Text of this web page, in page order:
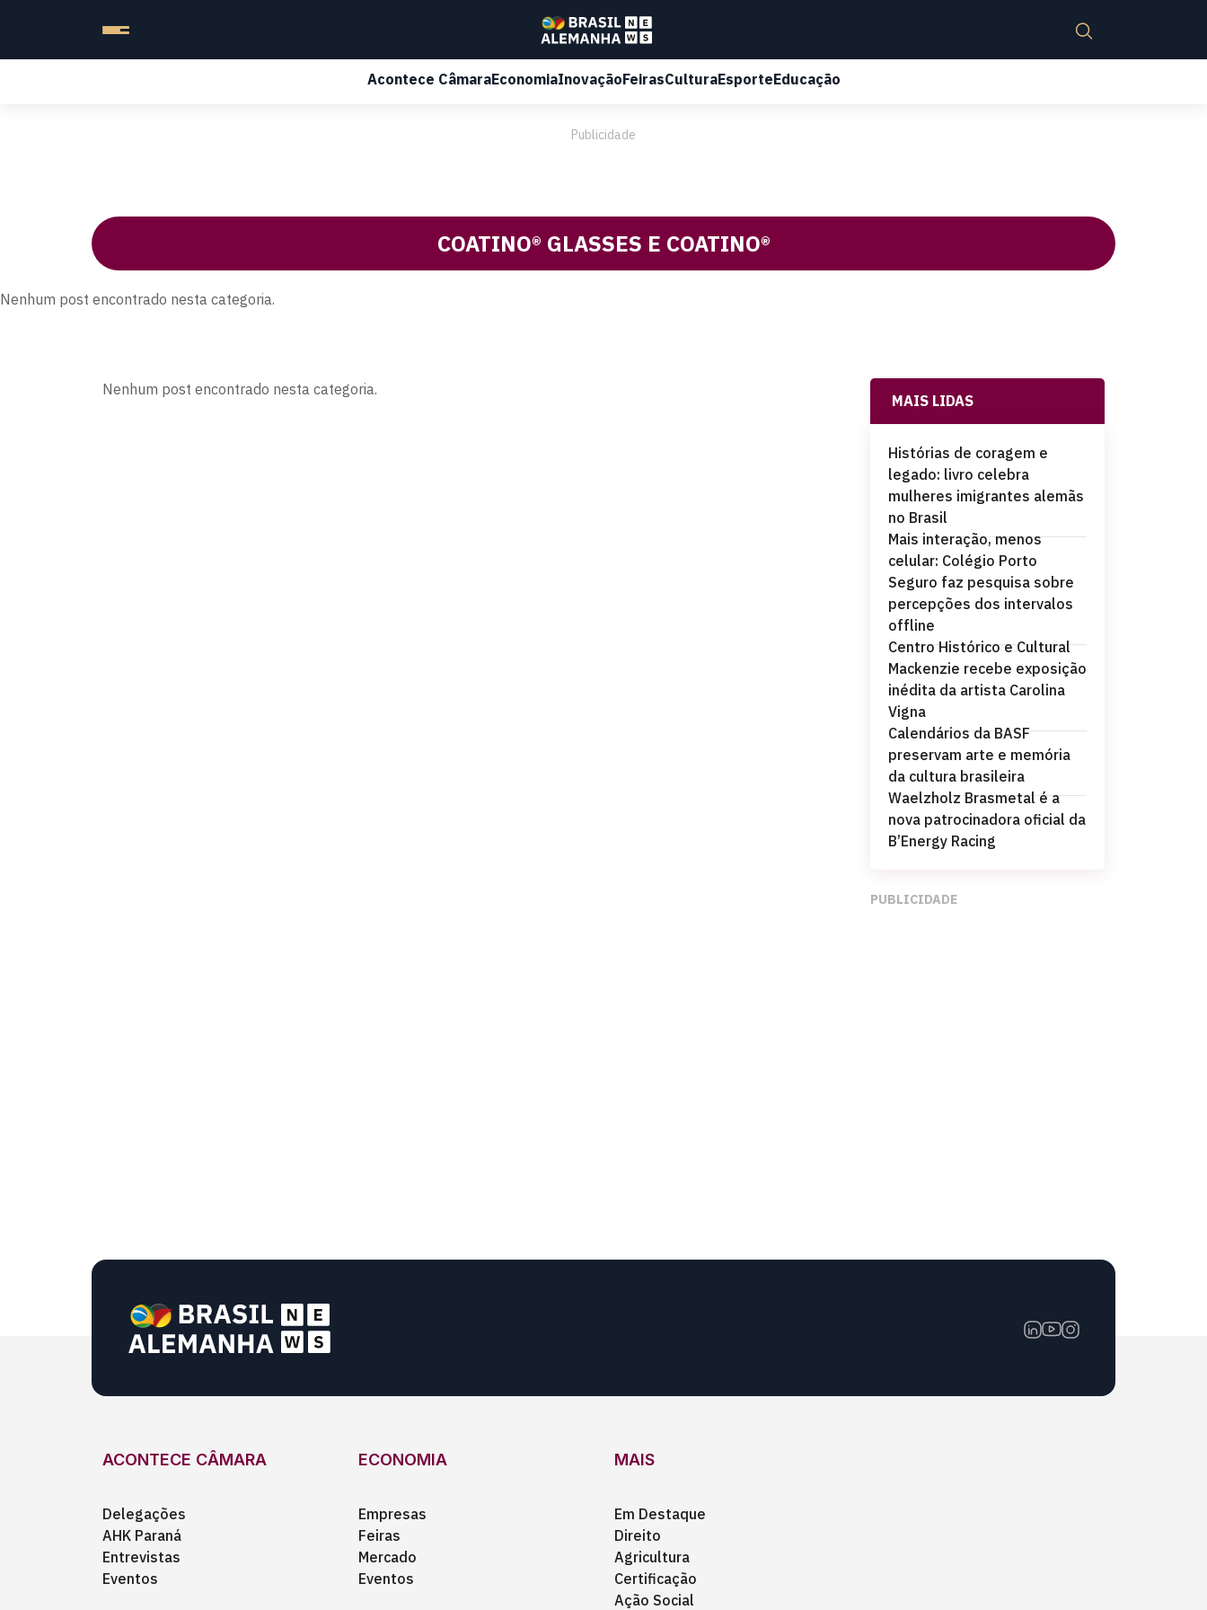
Acontece CâmaraEconomiaInovaçãoFeirasCulturaEsporteEducação
Publicidade
COATINO® GLASSES E COATINO®
Nenhum post encontrado nesta categoria.
Nenhum post encontrado nesta categoria.
MAIS LIDAS
Histórias de coragem e
legado: livro celebra
mulheres imigrantes alemãs
no Brasil
Mais interação, menos
celular: Colégio Porto
Seguro faz pesquisa sobre
percepções dos intervalos
offline
Centro Histórico e Cultural
Mackenzie recebe exposição
inédita da artista Carolina
Vigna
Calendários da BASF
preservam arte e memória
da cultura brasileira
Waelzholz Brasmetal é a
nova patrocinadora oficial da
B’Energy Racing
PUBLICIDADE
ACONTECE CÂMARA
Delegações
AHK Paraná
Entrevistas
Eventos
ECONOMIA
Empresas
Feiras
Mercado
Eventos
MAIS
Em Destaque
Direito
Agricultura
Certificação
Ação Social